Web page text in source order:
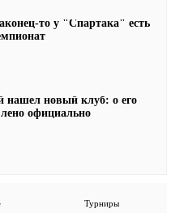
то у "Спартака" есть
нашел новый клуб: о его
официально
Турниры